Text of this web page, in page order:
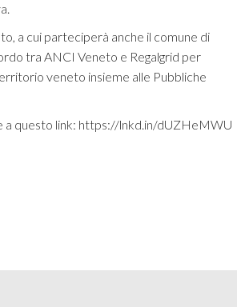
a cui parteciperà anche il comune di
tra ANCI Veneto e Regalgrid per
veneto insieme alle Pubbliche
a questo link: https://lnkd.in/dUZHeMWU